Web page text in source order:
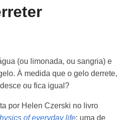
(ou limonada, ou sangria) e
À medida que o gelo derrete,
ou fica igual?
por Helen Czerski no livro
of everyday life: uma de